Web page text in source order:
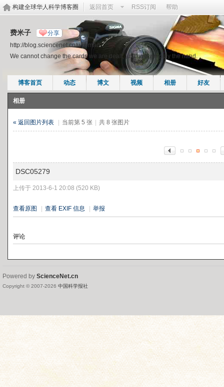
构建全球华人科学博客圈 返回首页 RSS订阅 帮助
费米子 分享
http://blog.sciencenet.cn/u/jwmao
We cannot change the cards we are dealt, just how we play the hand.
博客首页 动态 博文 视频 相册 好友
相册
« 返回图片列表 当前第 5 张 共 8 张图片
DSC05279
上传于 2013-6-1 20:08 (520 KB)
查看原图 查看 EXIF 信息 举报
评论
Powered by ScienceNet.cn
Copyright © 2007-2026 中国科学报社